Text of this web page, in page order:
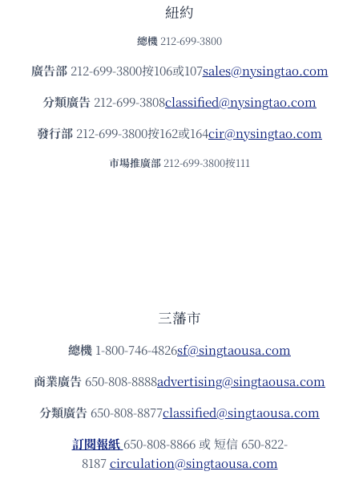
紐約
總機 212-699-3800
廣告部212-699-3800按106或107sales@nysingtao.com
分類廣告 212-699-3808classified@nysingtao.com
發⾏部 212-699-3800按162或164cir@nysingtao.com
市場推廣部 212-699-3800按111
三藩市
總機 1-800-746-4826sf@singtaousa.com
商業廣告 650-808-8888advertising@singtaousa.com
分類廣告 650-808-8877classified@singtaousa.com
訂閱報紙 650-808-8866 或 短信 650-822-
8187circulation@singtaousa.com